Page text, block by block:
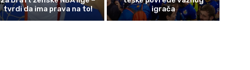
tvrdi da ima prava na to!
igrača